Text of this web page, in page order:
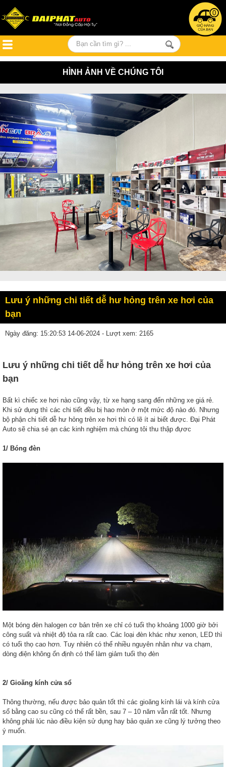
0
HÌNH ẢNH VỀ CHÚNG TÔI
Lưu ý những chi tiết dễ hư hỏng trên xe hơi của
bạn
Ngày đăng: 15:20:53 14-06-2024 - Lượt xem: 2165
Lưu ý những chi tiết dễ hư hỏng trên xe hơi của
bạn
Bất kì chiếc xe hơi nào cũng vậy, từ xe hạng sang đến những xe giá rẻ.
Khi sử dụng thì các chi tiết đều bị hao mòn ở một mức độ nào đó. Nhưng
bộ phận chi tiết dễ hư hỏng trên xe hơi thì có lẽ ít ai biết được. Đại Phát
Auto sẽ chia sẻ ạn các kinh nghiệm mà chúng tôi thu thập đựơc
1/ Bóng đèn
Một bóng đèn halogen cơ bản trên xe chỉ có tuổi thọ khoảng 1000 giờ bởi
công suất và nhiệt độ tỏa ra rất cao. Các loại đèn khác như xenon, LED thì
có tuổi thọ cao hơn. Tuy nhiên có thể nhiều nguyên nhân như va chạm,
dòng điện không ổn định có thể làm giảm tuổi thọ đèn
2/ Gioăng kính cửa sổ
Thông thường, nếu được bảo quản tốt thì các gioăng kính lái và kính cửa
sổ bằng cao su cũng có thể rất bền, sau 7 – 10 năm vẫn rất tốt. Nhưng
không phải lúc nào điều kiện sử dụng hay bảo quản xe cũng lý tưởng theo
ý muốn.